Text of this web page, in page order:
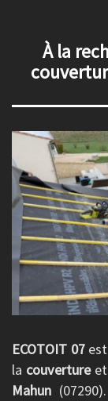
À la
ECOTOIT 07est
la couvertureet
Mahun